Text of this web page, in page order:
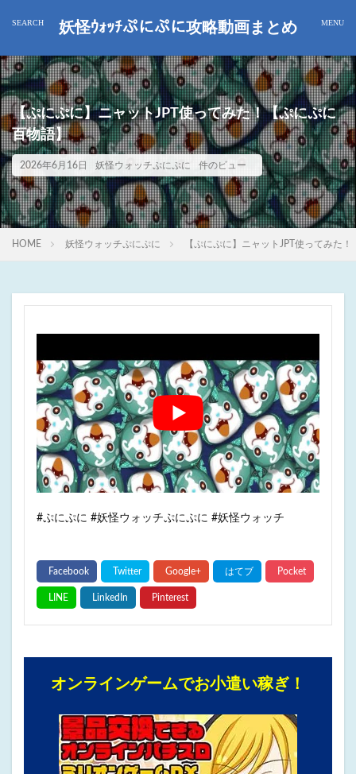
妖怪ｳｫｯﾁぷにぷに攻略動画まとめ
【ぷにぷに】ニャットJPT使ってみた！【ぷにぷに
百物語】
2026年6月16日 妖怪ウォッチぷにぷに 件のビュー
HOME 妖怪ウォッチぷにぷに 【ぷにぷに】ニャットJPT使ってみた
#ぷにぷに #妖怪ウォッチぷにぷに #妖怪ウォッチ
オンラインゲームでお小遣い稼ぎ！